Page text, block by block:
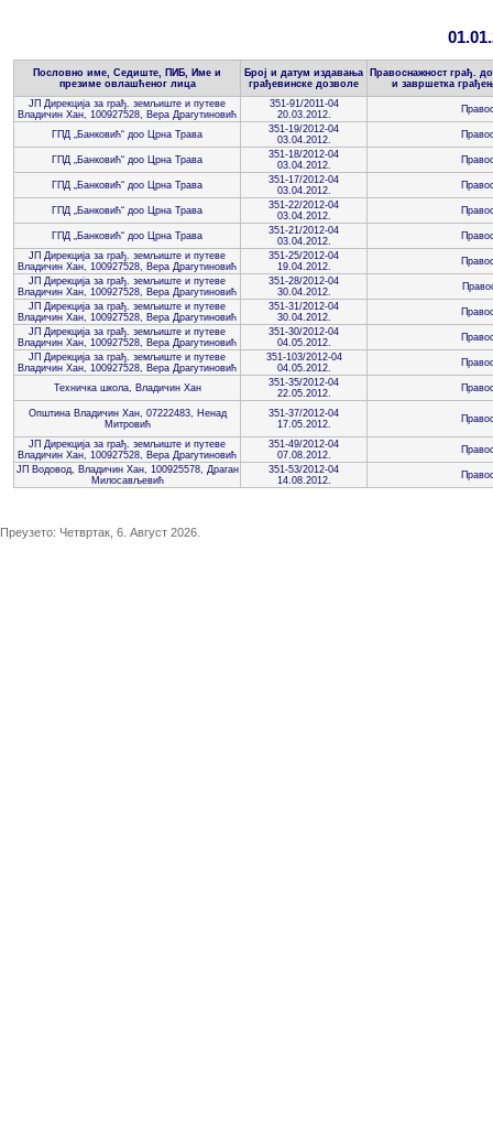
Пословно име, Седиште, ПИБ, Име и
презиме овлашћеног лица
Број и датум издавања
грађевинске дозволе
Правоснажност грађ.
и завршетка
ЈП Дирекција за грађ. земљиште и путеве
Владичин Хан, 100927528, Вера Драгутиновић
351-91/2011-04
20.03.2012.
ГПД „Банковић“ доо Црна Трава
351-19/2012-04
03.04.2012.
ГПД „Банковић“ доо Црна Трава
351-18/2012-04
03.04.2012.
ГПД „Банковић“ доо Црна Трава
351-17/2012-04
03.04.2012.
ГПД „Банковић“ доо Црна Трава
351-22/2012-04
03.04.2012.
ГПД „Банковић“ доо Црна Трава
351-21/2012-04
03.04.2012.
ЈП Дирекција за грађ. земљиште и путеве
Владичин Хан, 100927528, Вера Драгутиновић
351-25/2012-04
19.04.2012.
ЈП Дирекција за грађ. земљиште и путеве
Владичин Хан, 100927528, Вера Драгутиновић
351-28/2012-04
30.04.2012.
ЈП Дирекција за грађ. земљиште и путеве
Владичин Хан, 100927528, Вера Драгутиновић
351-31/2012-04
30.04.2012.
ЈП Дирекција за грађ. земљиште и путеве
Владичин Хан, 100927528, Вера Драгутиновић
351-30/2012-04
04.05.2012.
ЈП Дирекција за грађ. земљиште и путеве
Владичин Хан, 100927528, Вера Драгутиновић
351-103/2012-04
04.05.2012.
Техничка школа, Владичин Хан
351-35/2012-04
22.05.2012.
Општина Владичин Хан, 07222483, Ненад
Митровић
351-37/2012-04
17.05.2012.
ЈП Дирекција за грађ. земљиште и путеве
Владичин Хан, 100927528, Вера Драгутиновић
351-49/2012-04
07.08.2012.
ЈП Водовод, Владичин Хан, 100925578, Драган
Милосављевић
351-53/2012-04
14.08.2012.
Преузето: Четвртак, 6. Август 2026.